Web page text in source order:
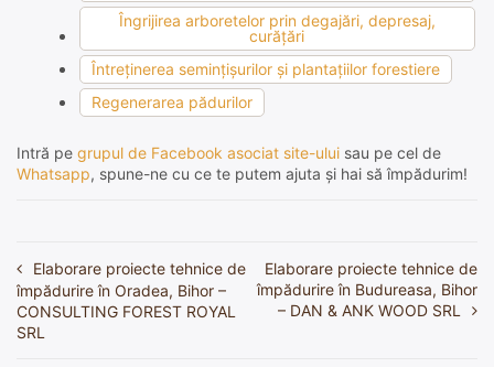
Îngrijirea arboretelor prin degajări, depresaj,
curăţări
Întreţinerea seminţişurilor şi plantaţiilor forestiere
Regenerarea pădurilor
Intră pe grupul de Facebook asociat site-ului sau pe cel de
Whatsapp, spune-ne cu ce te putem ajuta și hai să împădurim!
Navigare
în
articole
Elaborare proiecte tehnice de
împădurire în Oradea, Bihor –
CONSULTING FOREST ROYAL
SRL
Elaborare proiecte tehnice de
împădurire în Budureasa, Bihor
– DAN & ANK WOOD SRL